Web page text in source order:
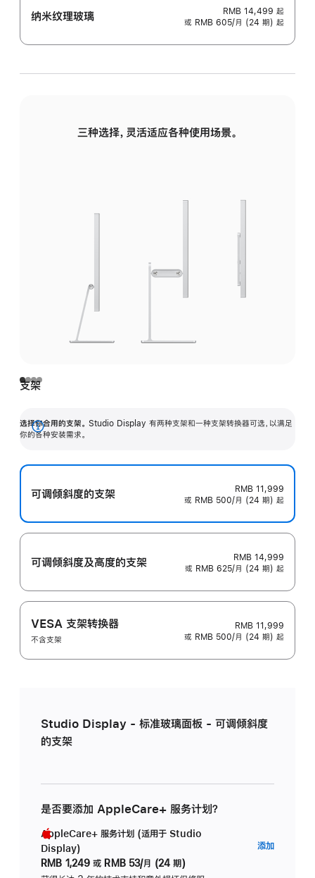
纳米纹理玻璃 RMB 14,499 起
或 RMB 605/月 (24 期) 起
三种选择，灵活适应各种使用场景。
支架
选择你合用的支架。 Studio Display 有两种支架和一种支架转换器可选，以满足
你的各种安装需求。
展
可调倾斜度的支架
RMB 11,999
或 RMB 500/月 (24 期) 起
可调倾斜度及高‍度的支‍架
RMB 14,999
或 RMB 625/月 (24 期) 起
VESA 支架转换器
不含支架
RMB 11,999
或 RMB 500/月 (24 期) 起
Studio Display - 标准玻璃面板 - 可调倾斜度
的支架
是否要添加 AppleCare+ 服务计划？
AppleCare+ 服务计划 (适用于 Studio
Display)
RMB 1,249 或 RMB 53/月 (24 期)
添加